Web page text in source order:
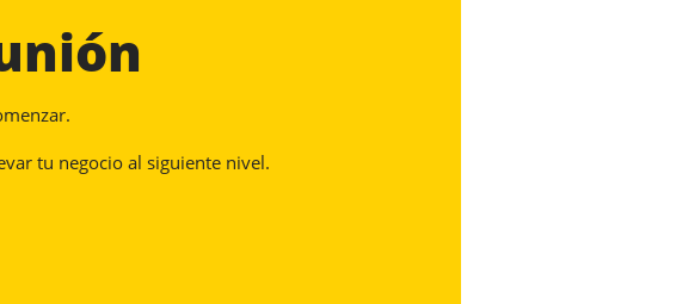
tu negocio al siguiente nivel.